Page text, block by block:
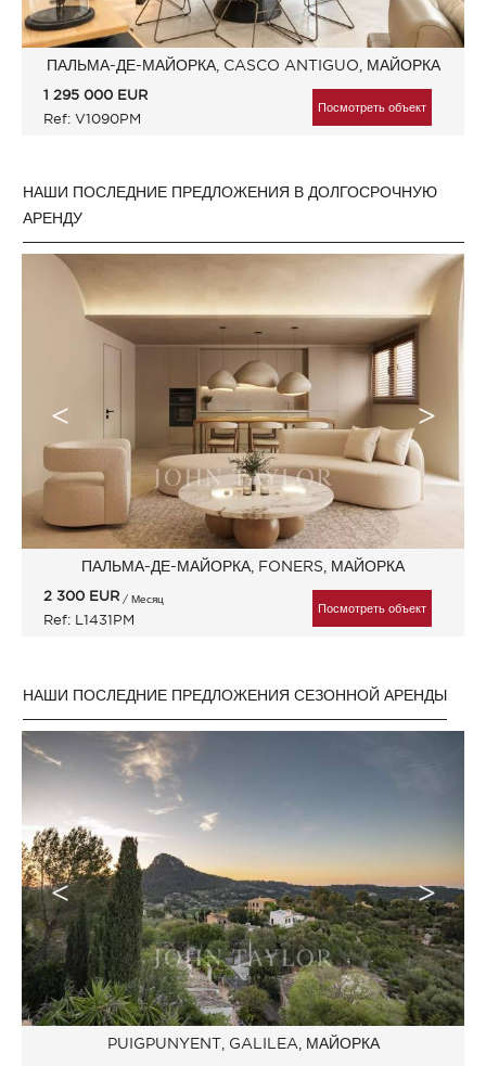
ПАЛЬМА-ДЕ-МАЙОРКА, CASCO ANTIGUO, МАЙОРКА
1 295 000 EUR
Ref: V1090PM
Посмотреть объект
НАШИ ПОСЛЕДНИЕ ПРЕДЛОЖЕНИЯ В ДОЛГОСРОЧНУЮ
АРЕНДУ
ПАЛЬМА-ДЕ-МАЙОРКА, FONERS, МАЙОРКА
2 300 EUR / Месяц
Ref: L1431PM
Посмотреть объект
НАШИ ПОСЛЕДНИЕ ПРЕДЛОЖЕНИЯ СЕЗОННОЙ АРЕНДЫ
PUIGPUNYENT, GALILEA, МАЙОРКА